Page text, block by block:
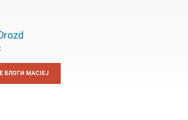
БЛОГИ MACIEJ